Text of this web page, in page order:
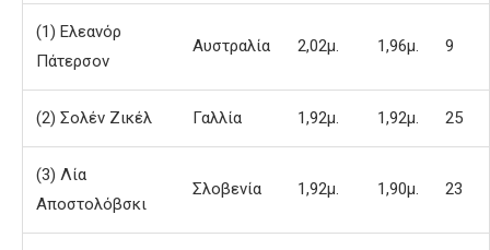
(1) Ελεανόρ
Πάτερσον
Αυστραλία 2,02μ. 1,96μ. 9
(2) Σολέν Ζικέλ Γαλλία 1,92μ. 1,92μ. 25
(3) Λία
Αποστολόβσκι
Σλοβενία 1,92μ. 1,90μ. 23